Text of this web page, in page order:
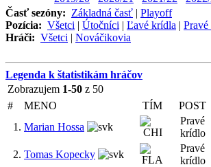
Časť sezóny: Základná časť | Playoff
Pozícia: Všetci | Útočníci | Ľavé krídla |
Hráči: Všetci | Nováčikovia
Legenda k štatistikám hráčov
Zobrazujem 1-50 z 50
#
MENO TÍM POST
1. Marian Hossa
Pravé
krídlo
2. Tomas Kopecky
Pravé
krídlo